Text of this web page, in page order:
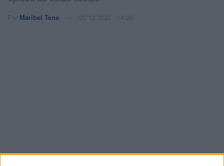
Por Maribel Tena 20/12/2022 - 14:26